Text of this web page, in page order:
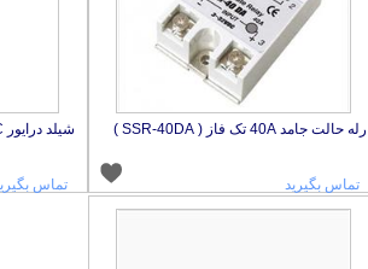
رله حالت جامد 40A تک فاز ( SSR-40DA )
تماس بگیرید
شیلد درایور CNC ورژن 3
تماس